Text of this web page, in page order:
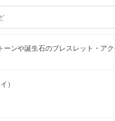
ンや誕生石のブレスレット・ア
）